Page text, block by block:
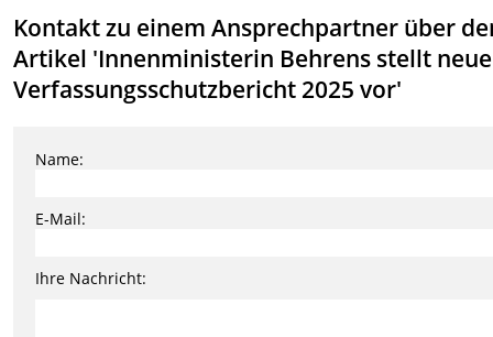
Kontakt zu einem Ansprechpartner über
Artikel 'Innenministerin Behrens stellt
Verfassungsschutzbericht 2025 vor'
Name:
E-Mail:
Ihre Nachricht: